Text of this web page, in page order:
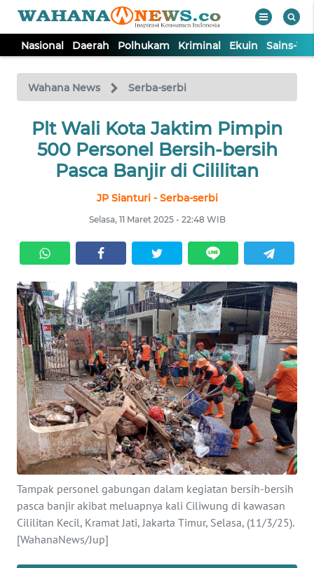
Nasional Daerah Polhukam Kriminal Ekuin Sains-
Wahana News Serba-serbi
Plt Wali Kota Jaktim Pimpin
500 Personel Bersih-bersih
Pasca Banjir di Cililitan
JP Sianturi - Serba-serbi
Selasa, 11 Maret 2025 - 22:48 WIB
Tampak personel gabungan dalam kegiatan bersih-bersih
pasca banjir akibat meluapnya kali Ciliwung di kawasan
Cililitan Kecil, Kramat Jati, Jakarta Timur, Selasa, (11/3/25).
[WahanaNews/Jup]
TV
Tutup
NASIONAL
DAERAH
KRIMINAL
EKUIN
SAINS-TEKNO
KESEHATAN
INTERNASIONAL
SERBA-SERBI
PENDIDIKAN
OLAHRAGA